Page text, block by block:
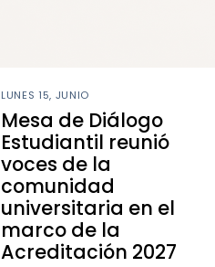
LUNES 15, JUNIO
Mesa de Diálogo
Estudiantil reunió
voces de la
comunidad
universitaria en el
marco de la
Acreditación 2027